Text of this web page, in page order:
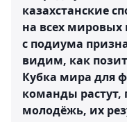
казахстанские
на всех мировых
с подиума
видим, как
Кубка мира для
команды растут,
молодёжь, их